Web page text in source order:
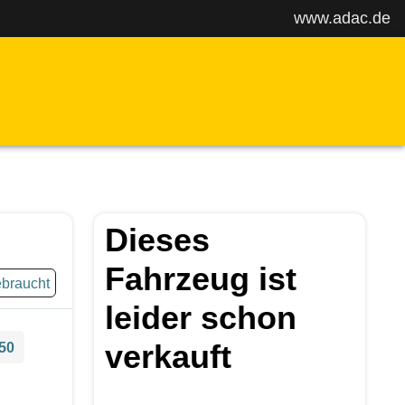
www.adac.de
Dieses
Fahrzeug ist
leider schon
verkauft